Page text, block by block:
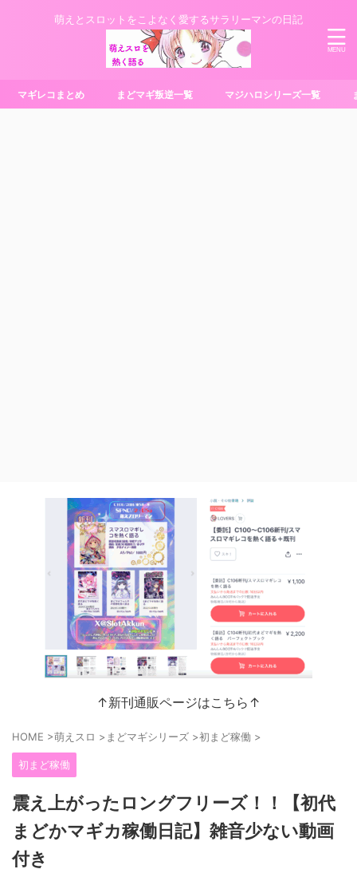
萌えとスロットをこよなく愛するサラリーマンの日記
マギレコまとめ まどマギ叛逆一覧 マジハロシリーズ一覧
↑新刊通販ページはこちら↑
HOME >萌えスロ > まどマギシリーズ >初まど稼働 >
初まど稼働
震え上がったロングフリーズ！！【初代
まどかマギカ稼働日記】雑音少ない動画
付き